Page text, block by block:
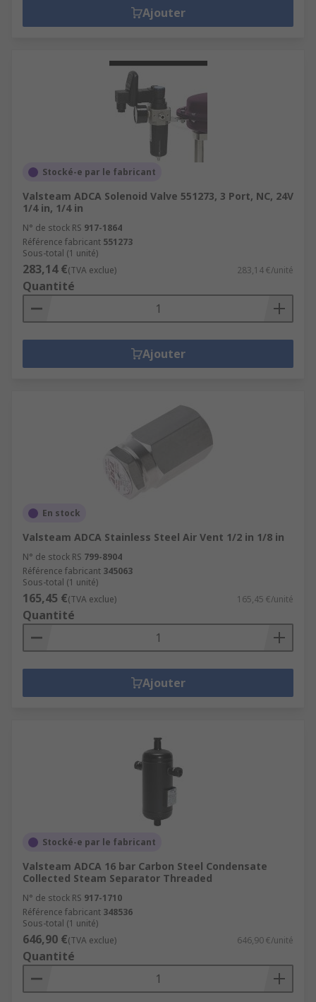
Ajouter
Stocké-e par le fabricant
Valsteam ADCA Solenoid Valve 551273, 3 Port, NC, 24V
1/4 in, 1/4 in
N° de stock RS 917-1864
Référence fabricant 551273
Sous-total (1 unité)
283,14 €(TVA exclue) 283,14 €/unité
Quantité
Ajouter
En stock
Valsteam ADCA Stainless Steel Air Vent 1/2 in 1/8 in
N° de stock RS 799-8904
Référence fabricant 345063
Sous-total (1 unité)
165,45 €(TVA exclue) 165,45 €/unité
Quantité
Ajouter
Stocké-e par le fabricant
Valsteam ADCA 16 bar Carbon Steel Condensate
Collected Steam Separator Threaded
N° de stock RS 917-1710
Référence fabricant 348536
Sous-total (1 unité)
646,90 €(TVA exclue) 646,90 €/unité
Quantité